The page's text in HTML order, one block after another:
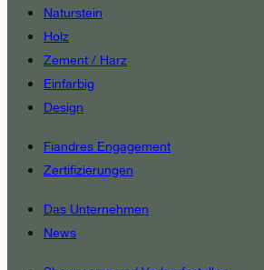
Naturstein
Holz
Zement / Harz
Einfarbig
Design
Fiandres Engagement
Zertifizierungen
Das Unternehmen
News